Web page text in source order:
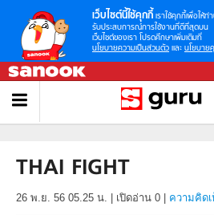
เว็บไซต์นี้ใช้คุกกี้ เราใช้คุกกี้เพื่อให้ท่
รับประสบการณ์การใช้งานที่ดีที่สุดบน
เว็บไซต์ของเรา โปรดศึกษาเพิ่มเติมที่
นโยบายความเป็นส่วนตัว และ นโยบาย
THAI FIGHT
26 พ.ย. 56 05.25 น. เปิดอ่าน 0 ความคิด